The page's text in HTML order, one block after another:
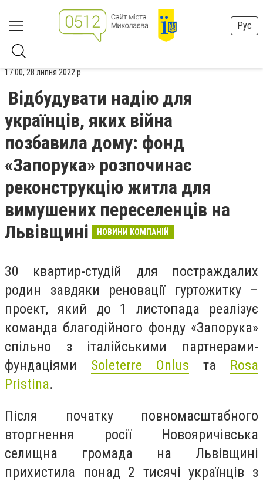
Рус
17:00, 28 липня 2022 р.
Відбудувати надію для
українців, яких війна
позбавила дому: фонд
«Запорука» розпочинає
реконструкцію житла для
вимушених переселенців на
Львівщині
НОВИНИ КОМПАНІЙ
30 квартир-студій для постраждалих
родин завдяки реновації гуртожитку –
проект, який до 1 листопада реалізує
команда благодійного фонду «Запорука»
спільно з італійськими партнерами-
фундаціями Soleterre Onlus та Rosa
Pristina.
Після початку повномасштабного
вторгнення росії Новояричівська
селищна громада на Львівщині
прихистила понад 2 тисячі українців з